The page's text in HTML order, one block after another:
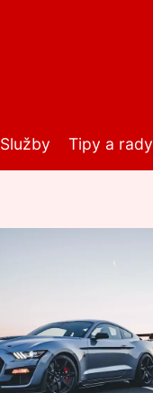
Služby Tipy a rady